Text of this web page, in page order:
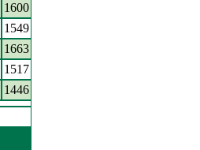
1600
1549
1663
1517
1446